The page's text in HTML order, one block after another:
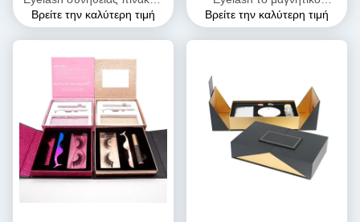
που συσκευάζει το φλάουτο
Βρείτε την καλύτερη τιμή
άκαμπτο UV κιβωτίων
Βρείτε την καλύτερη τιμή